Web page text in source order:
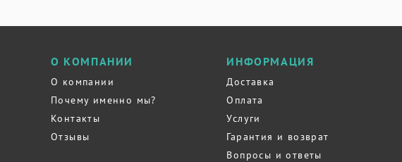
О КОМПАНИИ
О компании
Почему именно мы?
Контакты
Отзывы
ИНФОРМАЦИЯ
Доставка
Оплата
Услуги
Гарантия и возврат
Вопросы и ответы